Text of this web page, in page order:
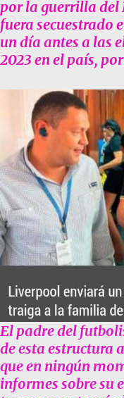
por la guerrilla del
fuera secuestrado
un día antes a las
2023 en el país,
El padre del
de esta estructura
que en ningún
informes sobre su